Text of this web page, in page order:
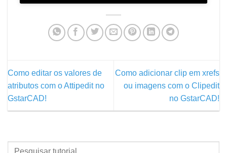
PESQUISAR
Como editar os valores de
atributos com o Attipedit no
GstarCAD!
Como adicionar clip em xrefs
ou imagens com o Clipedit
no GstarCAD!